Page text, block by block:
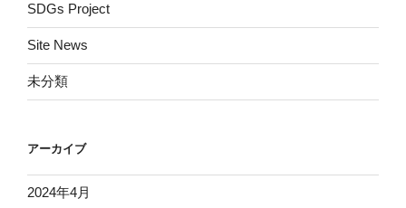
SDGs Project
Site News
未分類
アーカイブ
2024年4月